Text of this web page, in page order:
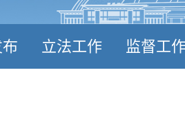
立法工作 监督工